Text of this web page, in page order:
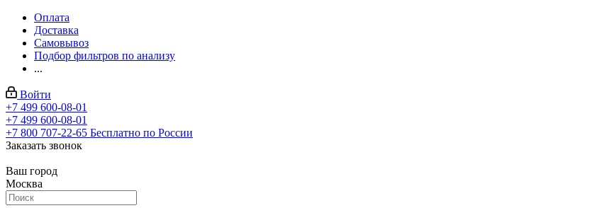
Оплата
Доставка
Самовывоз
Подбор фильтров по анализу
...
Войти
+7 499 600-08-01
+7 499 600-08-01
+7 800 707-22-65 Бесплатно по России
Заказать звонок
Ваш город
Москва